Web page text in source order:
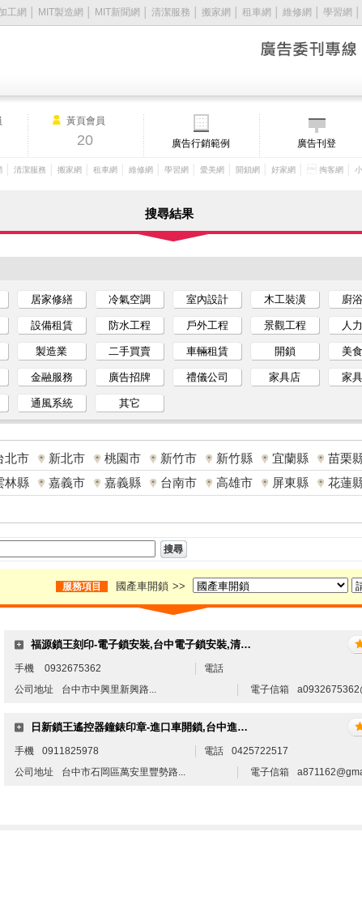
工網 MIT製造網 MIT新聞網 清潔服務 搬家網 租車網 維修網 學習網
黃頁會員
20 廣告行銷範例 廣告刊登
清潔服務 搬家網 租車網 維修網 學習網 愛美網 開鎖網 好家網 │  掏客網
搜尋結果
居家修繕 冷氣空調 室內設計 木工裝潢 廚
設備租賃 防水工程 戶外工程 景觀工程 人
製造業 二手買賣 車輛租賃 開鎖 美
金融服務 廣告招牌 禮儀公司 家具店 家
通風系統 其它
北市 新北市 桃園市 新竹市 新竹縣 宜蘭縣 苗栗
林縣 嘉義市 嘉義縣 台南市 高雄市 屏東縣 花蓮
服務項目 國產車開鎖 >>
福源鎖王刻印-電子鎖安裝,台中電子鎖安裝,清水電子鎖安裝
手機 0932675362 電話
公司地址
台中市中興里新興路... 電子信箱
日新鎖王遙控器鐘錶印章-進口車開鎖,台中進口車開鎖,台中汽車開鎖,台中開鎖
手機 0911825978 電話 0425722517
公司地址
台中市石岡區萬安里豐勢路... 電子信箱